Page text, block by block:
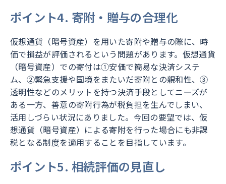
ポイント4. 寄附・贈与の合理化
仮想通貨（暗号資産）を用いた寄附や贈与の際に、時
価で損益が評価されるという問題があります。仮想通貨
（暗号資産）での寄付は①安価で簡易な決済システ
ム、②緊急支援や国境をまたいだ寄附との親和性、③
透明性などのメリットを持つ決済手段としてニーズが
ある一方、善意の寄附行為が税負担を生んでしまい、
活用しづらい状況にありました。今回の要望では、仮
想通貨（暗号資産）による寄附を行った場合にも非課
税となる制度を適用することを目指しています。
ポイント5. 相続評価の見直し